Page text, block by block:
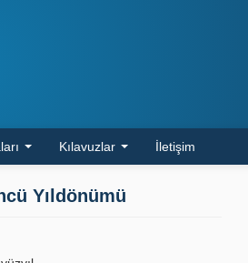
Kılavuzlar İletişim
Yıldönümü